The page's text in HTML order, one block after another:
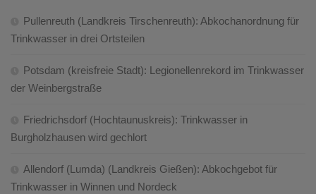
Pullenreuth (Landkreis Tirschenreuth): Abkochanordnung für
Trinkwasser in drei Ortsteilen
Potsdam (kreisfreie Stadt): Legionellenrekord im Trinkwasser
der Weinbergstraße
Friedrichsdorf (Hochtaunuskreis): Trinkwasser in
Burgholzhausen wird gechlort
Allendorf (Lumda) (Landkreis Gießen): Abkochgebot für
Trinkwasser in Winnen und Nordeck